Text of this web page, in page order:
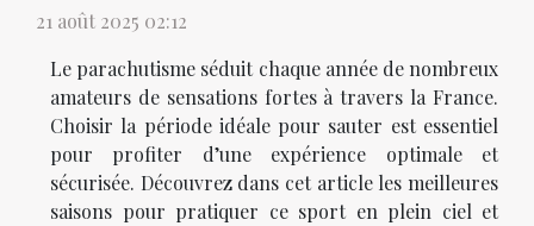
21 août 2025 02:12
Le parachutisme séduit chaque année de nombreux
amateurs de sensations fortes à travers la France.
Choisir la période idéale pour sauter est essentiel
pour profiter d’une expérience optimale et
sécurisée. Découvrez dans cet article les meilleures
saisons pour pratiquer ce sport en plein ciel et